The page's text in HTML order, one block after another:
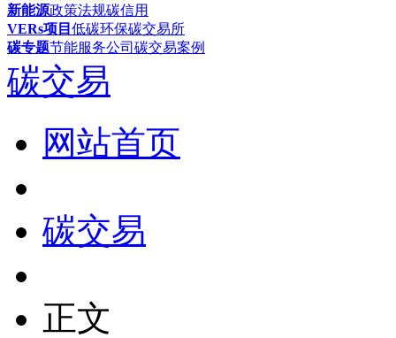
新能源政策法规碳信用
VERs项目 低碳环保碳交易所
碳专题节能服务公司 碳交易案例
碳交易
网站首页
碳交易
正文